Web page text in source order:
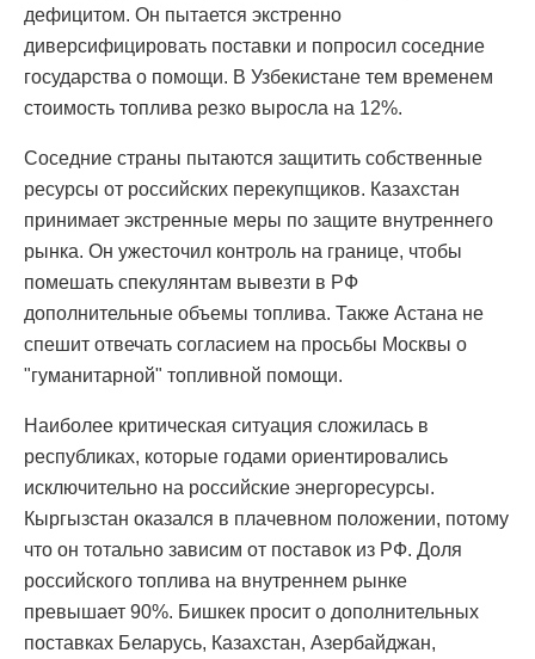
дефицитом. Он пытается экстренно
диверсифицировать поставки и попросил соседние
государства о помощи. В Узбекистане тем временем
стоимость топлива резко выросла на 12%.
Соседние страны пытаются защитить собственные
ресурсы от российских перекупщиков. Казахстан
принимает экстренные меры по защите внутреннего
рынка. Он ужесточил контроль на границе, чтобы
помешать спекулянтам вывезти в РФ
дополнительные объемы топлива. Также Астана не
спешит отвечать согласием на просьбы Москвы о
"гуманитарной" топливной помощи.
Наиболее критическая ситуация сложилась в
республиках, которые годами ориентировались
исключительно на российские энергоресурсы.
Кыргызстан оказался в плачевном положении, потому
что он тотально зависим от поставок из РФ. Доля
российского топлива на внутреннем рынке
превышает 90%. Бишкек просит о дополнительных
поставках Беларусь, Казахстан, Азербайджан,